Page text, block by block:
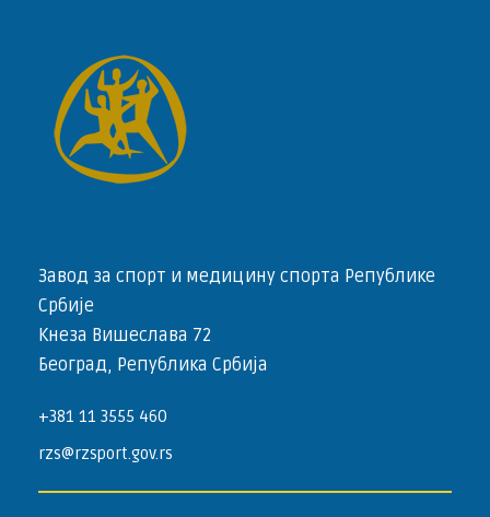
Завод за спорт и медицину спорта Републике
Србије
Кнеза Вишеслава 72
Београд, Република Србија
+381 11 3555 460
rzs@rzsport.gov.rs